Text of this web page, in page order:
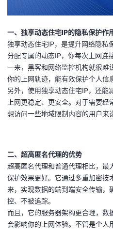
子
直
播
的
活
动
我
的
关
我
的
开
发
学
堂
我
的
我
我
的
Programs
我
的
持
我
的
技
我
的
一、独享动态住宅IP的隐私保护作
独享动态住宅IP，是提升网络隐私
分配专属的动态IP，你每次上网连
一来，黑客和网络监控机构就很难
你的上网轨迹，能有效保护个人信
另外，使用独享动态住宅IP，还能
上网更稳定、更安全。对于需要
想访问一些地域限制内容的用户来
二、超高匿名代理的优势
超高匿名代理和普通代理相比，最
保护效果更好。它通过多重加密技
来，实现数据的端到端安全传输，
控、不被追踪。
而且，它的服务器架构更合理，数
会影响你的上网体验。不管是个人